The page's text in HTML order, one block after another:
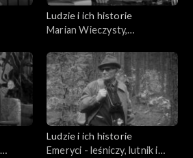
Ludzie i ich historie
Marian Wieczysty,
Andrzej Bolewski Orest
Lenczyk
Ludzie i ich historie
Emeryci - leśniczy, lutnik i